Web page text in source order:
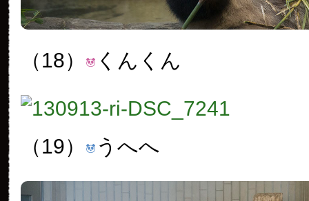
（18） くんくん
（19） うへへ